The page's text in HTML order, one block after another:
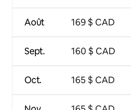
Août
Sept.
Oct.
169 $ CAD
160 $ CAD
165 $ CAD